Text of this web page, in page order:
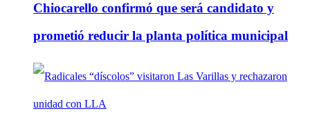
Chiocarello confirmó que será candidato y
prometió reducir la planta política municipal